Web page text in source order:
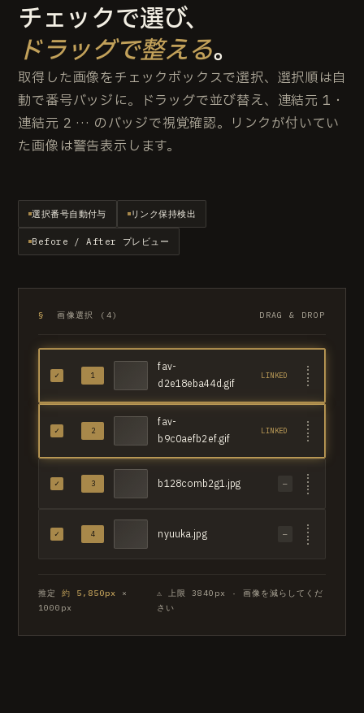
チェックで選び、
ドラッグで整える。
取得した画像をチェックボックスで選択、選択順は自
動で番号バッジに。ドラッグで並び替え、連結元 1・
連結元 2 … のバッジで視覚確認。リンクが付いてい
た画像は警告表示します。
選択番号自動付与 リンク保持検出
Before / After プレビュー
§ 画像選択 (4) DRAG & DROP
✓ 1
fav-
d2e18eba44d.gif
LINKED ⋮
⋮
✓ 2
fav-
b9c0aefb2ef.gif
LINKED ⋮
⋮
✓ 3 b128comb2g1.jpg — ⋮
⋮
✓ 4 nyuuka.jpg — ⋮
⋮
推定約 5,850px
×
1000px
⚠ 上限 3840px · 画像を減らしてくだ
さい